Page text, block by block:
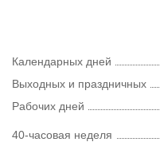
Календарных дней
Выходных и праздничных
Рабочих дней
40-часовая неделя